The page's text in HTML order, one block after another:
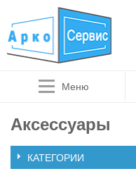
Меню
Аксессуары
КАТЕГОРИИ